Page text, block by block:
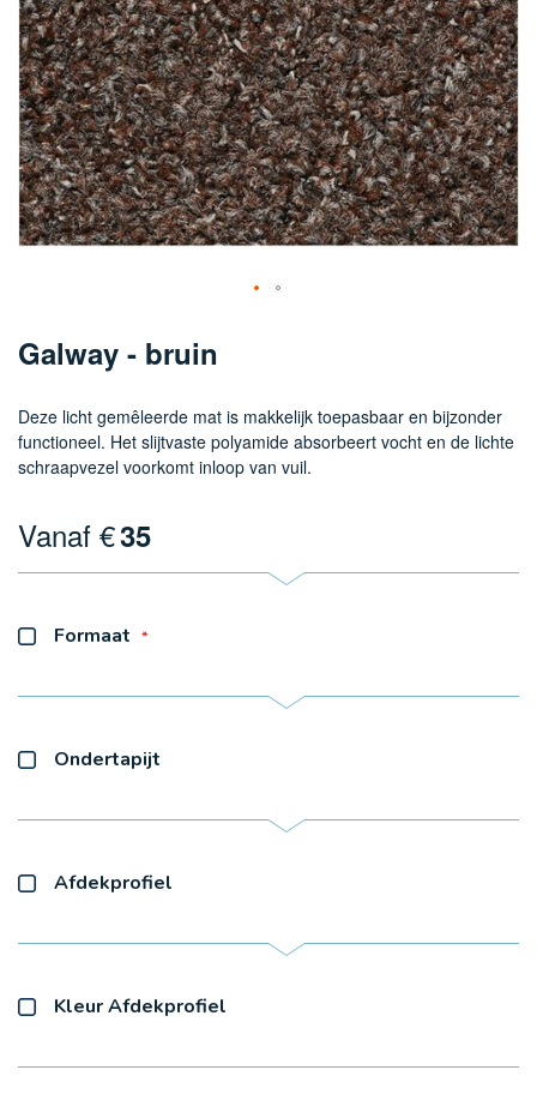
naar
het
van
de
afbeeldingen-
Galway - bruin
Deze licht gemêleerde mat is makkelijk toepasbaar en bijzonder
functioneel. Het slijtvaste polyamide absorbeert vocht en de lichte
schraapvezel voorkomt inloop van vuil.
Vanaf €35
Formaat
Ondertapijt
Afdekprofiel
Kleur Afdekprofiel